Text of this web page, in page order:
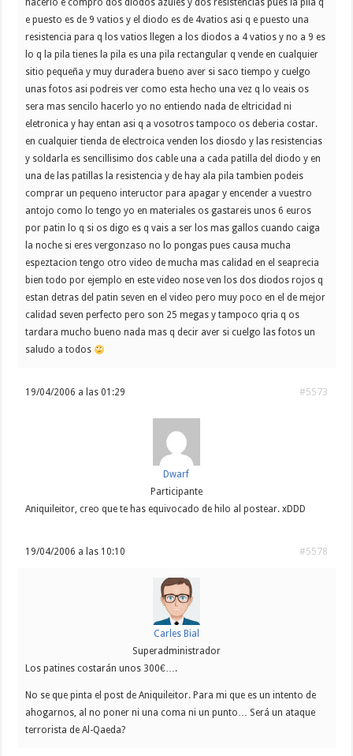
hacerlo e compro dos diodos azules y dos resistencias pues la pila q
e puesto es de 9 vatios y el diodo es de 4vatios asi q e puesto una
resistencia para q los vatios llegen a los diodos a 4 vatios y no a 9 es
lo q la pila tienes la pila es una pila rectangular q vende en cualquier
sitio pequeña y muy duradera bueno aver si saco tiempo y cuelgo
unas fotos asi podreis ver como esta hecho una vez q lo veais os
sera mas sencilo hacerlo yo no entiendo nada de eltricidad ni
eletronica y hay entan asi q a vosotros tampoco os deberia costar.
en cualquier tienda de electroica venden los diosdo y las resistencias
y soldarla es sencillisimo dos cable una a cada patilla del diodo y en
una de las patillas la resistencia y de hay ala pila tambien podeis
comprar un pequeno inteructor para apagar y encender a vuestro
antojo como lo tengo yo en materiales os gastareis unos 6 euros
por patin lo q si os digo es q vais a ser los mas gallos cuando caiga
la noche si eres vergonzaso no lo pongas pues causa mucha
espeztacion tengo otro video de mucha mas calidad en el seaprecia
bien todo por ejemplo en este video nose ven los dos diodos rojos q
estan detras del patin seven en el video pero muy poco en el de mejor
calidad seven perfecto pero son 25 megas y tampoco qria q os
tardara mucho bueno nada mas q decir aver si cuelgo las fotos un
saludo a todos
19/04/2006 a las 01:29 #5573
Dwarf
Participante
Aniquileitor, creo que te has equivocado de hilo al postear. xDDD
19/04/2006 a las 10:10 #5578
Carles Bial
Superadministrador
Los patines costarán unos 300€….
No se que pinta el post de Aniquileitor. Para mi que es un intento de
ahogarnos, al no poner ni una coma ni un punto… Será un ataque
terrorista de Al-Qaeda?